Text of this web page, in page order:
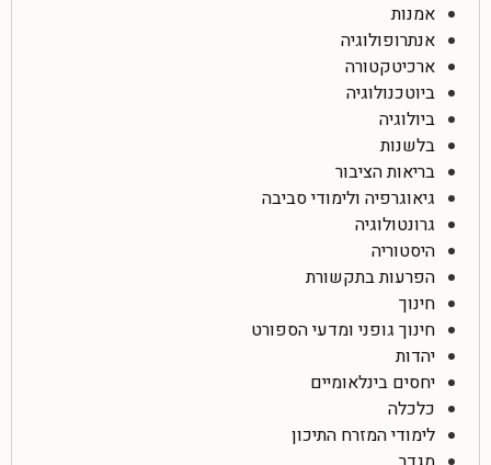
אמנות
אנתרופולוגיה
ארכיטקטורה
ביוטכנולוגיה
ביולוגיה
בלשנות
בריאות הציבור
גיאוגרפיה ולימודי סביבה
גרונטולוגיה
היסטוריה
הפרעות בתקשורת
חינוך
חינוך גופני ומדעי הספורט
יהדות
יחסים בינלאומיים
כלכלה
לימודי המזרח התיכון